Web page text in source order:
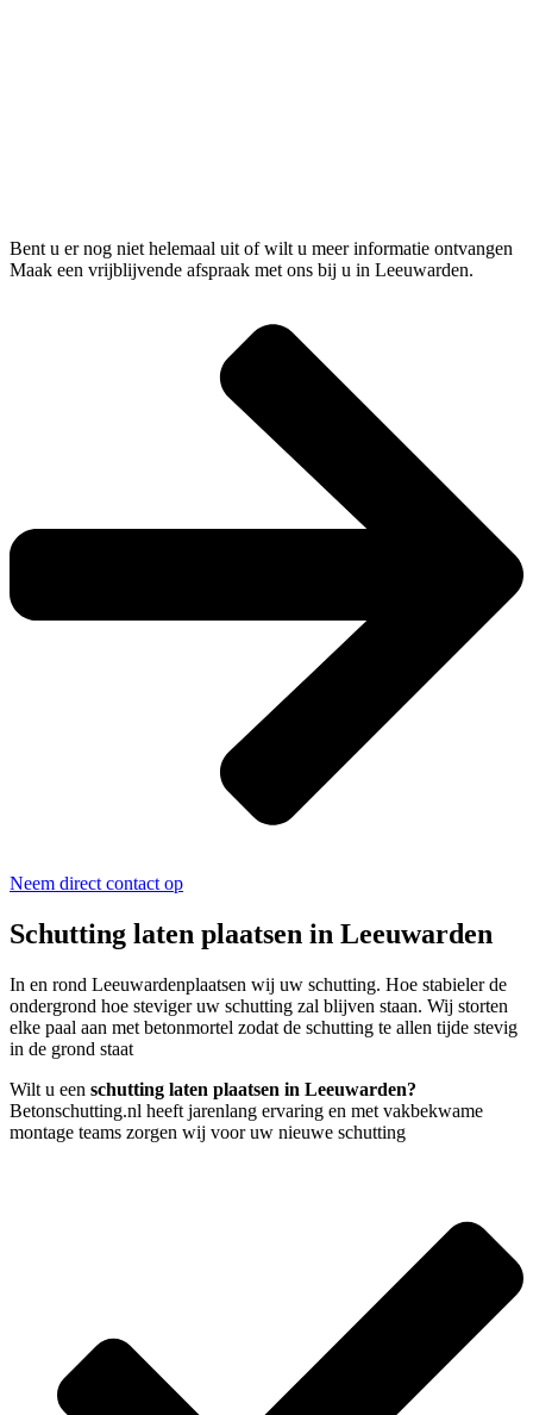
Bent u er nog niet helemaal uit of wilt u meer informatie ontvangen
Maak een vrijblijvende afspraak met ons bij u in Leeuwarden.
Neem direct contact op
Schutting laten plaatsen in Leeuwarden
In en rond Leeuwardenplaatsen wij uw schutting. Hoe stabieler de
ondergrond hoe steviger uw schutting zal blijven staan. Wij storten
elke paal aan met betonmortel zodat de schutting te allen tijde stevig
in de grond staat
Wilt u een schutting laten plaatsen in Leeuwarden?
Betonschutting.nl heeft jarenlang ervaring en met vakbekwame
montage teams zorgen wij voor uw nieuwe schutting